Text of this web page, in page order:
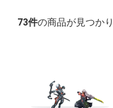
73件の商品が見つか